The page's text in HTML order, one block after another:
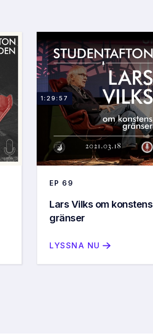
1:29:57
EP 69
Lars Vilks om konstens
gränser
LYSSNA NU